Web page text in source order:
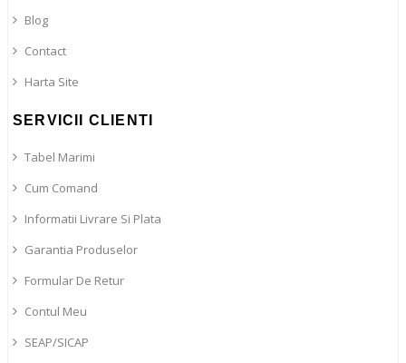
Blog
Contact
Harta Site
SERVICII CLIENTI
Tabel Marimi
Cum Comand
Informatii Livrare Si Plata
Garantia Produselor
Formular De Retur
Contul Meu
SEAP/SICAP